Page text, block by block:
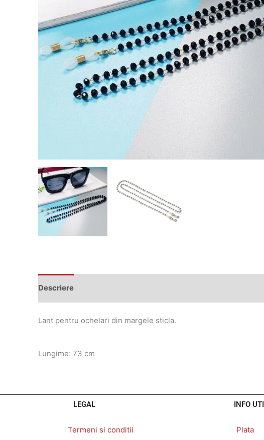
Descriere
Lant pentru ochelari din margele sticla.
Lungime: 73 cm
LEGAL
Termeni si conditii
INFO
Plata